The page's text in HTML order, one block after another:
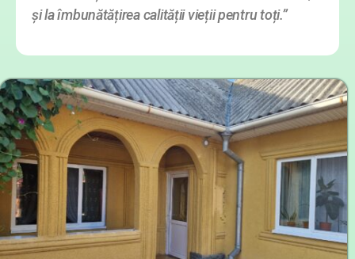
și la îmbunătățirea calității vieții pentru toți.”